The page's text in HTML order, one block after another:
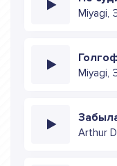
Miyagi,
Miyagi,
Arthur